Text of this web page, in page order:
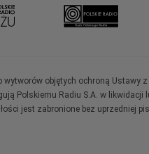
objętych ochroną Ustawy
Polskiemu Radiu S.A. w likwidacji
jest zabronione bez uprzedniej